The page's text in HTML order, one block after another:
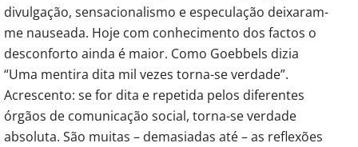
divulgação, sensacionalismo e especulação deixaram-
me nauseada. Hoje com conhecimento dos factos o
desconforto ainda é maior. Como Goebbels dizia
“Uma mentira dita mil vezes torna-se verdade”.
Acrescento: se for dita e repetida pelos diferentes
órgãos de comunicação social, torna-se verdade
absoluta. São muitas – demasiadas até – as reflexões